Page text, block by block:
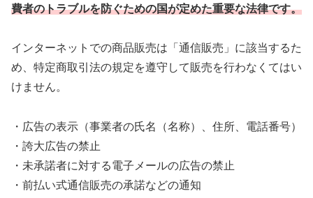
費者のトラブルを防ぐための国が定めた重要な法律です。
インターネットでの商品販売は「通信販売」に該当するた
め、特定商取引法の規定を遵守して販売を行わなくてはい
けません。
・広告の表示（事業者の氏名（名称）、住所、電話番号）
・誇大広告の禁止
・未承諾者に対する電子メールの広告の禁止
・前払い式通信販売の承諾などの通知